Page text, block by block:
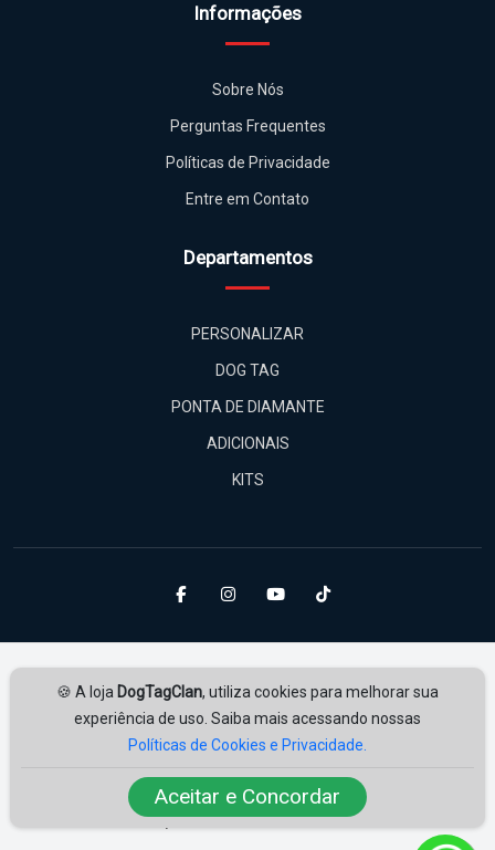
🍪 A loja DogTagClan, utiliza cookies para melhorar sua
experiência de uso. Saiba mais acessando nossas
Políticas de Cookies e Privacidade.
Aceitar e Concordar
Informações
Sobre Nós
Perguntas Frequentes
Políticas de Privacidade
Entre em Contato
Departamentos
PERSONALIZAR
DOG TAG
PONTA DE DIAMANTE
ADICIONAIS
KITS
Desenvolvido porAmplie Soluções
ampliesolucoes.com.br
© 2026 | Todos os direitos reservados.